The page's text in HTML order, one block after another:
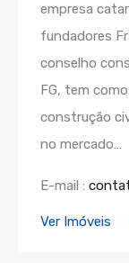
empresa
fundadores
conselho
FG, tem
construção
no mercado…
E-mail :
Ver Imóveis